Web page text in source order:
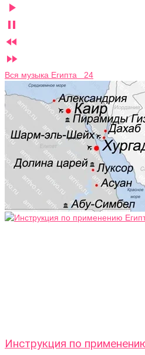




Вся музыка Египта 24
Инструкция по